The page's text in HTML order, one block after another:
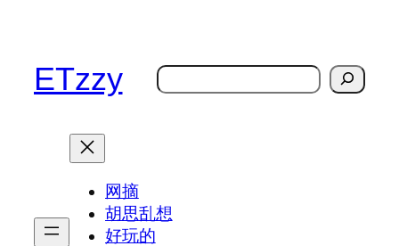
ETzzy
搜
网摘
胡思乱想
好玩的